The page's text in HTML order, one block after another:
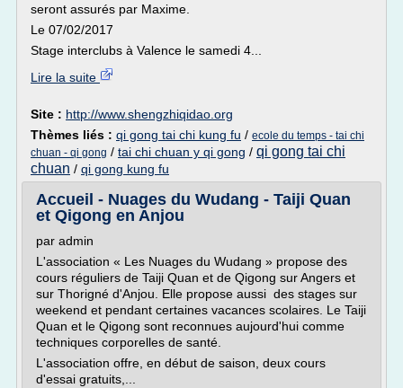
seront assurés par Maxime.
Le 07/02/2017
Stage interclubs à Valence le samedi 4...
Lire la suite
Site : http://www.shengzhiqidao.org
Thèmes liés : qi gong tai chi kung fu / ecole du temps - tai chi
chuan - qi gong / tai chi chuan y qi gong / qi gong tai chi
chuan / qi gong kung fu
Accueil - Nuages du Wudang - Taiji Quan
et Qigong en Anjou
par admin
L'association « Les Nuages du Wudang » propose des
cours réguliers de Taiji Quan et de Qigong sur Angers et
sur Thorigné d'Anjou. Elle propose aussi des stages sur
weekend et pendant certaines vacances scolaires. Le Taiji
Quan et le Qigong sont reconnues aujourd'hui comme
techniques corporelles de santé.
L'association offre, en début de saison, deux cours
d'essai gratuits,...